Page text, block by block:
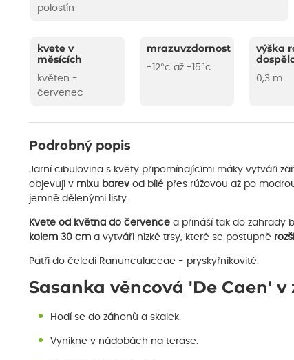
polostín
kvete v
měsících
květen -
červenec
mrazuvzdornost
-12°c až -15°c
výška
0,3 m
Podrobný popis
Jarní cibulovina s květy připomínajícími máky vytváří
objevují v mixu barevod bílé přes růžovou až po
jemně dělenými listy.
Kvete od května do července a přináší tak do zahrady
kolem 30 cm a vytváří nízké trsy, které se postupně
Patří do čeledi Ranunculaceae - pryskyřníkovité.
Sasanka věncová 'De Caen' v
Hodí se do záhonů a skalek.
Vynikne v nádobách na terase.